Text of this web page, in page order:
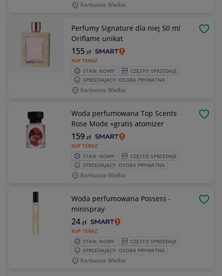
Karłowice Wielkie
Perfumy Signature dla niej 50 ml
Oriflame unikat
KUP TERAZ
155zł
STAN: NOWY
CZĘSTO SPRZEDAJE
SPRZEDAJĄCY: OSOBA PRYWATNA
Karłowice Wielkie
Woda perfumowana Top Scents
Rose Mode +gratis atomizer
KUP TERAZ
159zł
STAN: NOWY
CZĘSTO SPRZEDAJE
SPRZEDAJĄCY: OSOBA PRYWATNA
Karłowice Wielkie
Woda perfumowana Possess -
minispray
KUP TERAZ
24zł
STAN: NOWY
CZĘSTO SPRZEDAJE
SPRZEDAJĄCY: OSOBA PRYWATNA
Karłowice Wielkie